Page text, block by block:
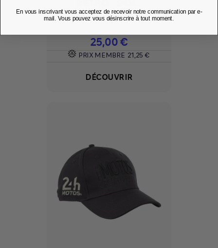
favoriteAjouter à mes favoris
Prix
25,00 €
PRIX MEMBRE 21,25 €
DÉCOUVRIR
En vous inscrivant vous acceptez de recevoir notre communication par e-
mail. Vous pouvez vous désinscrire à tout moment.